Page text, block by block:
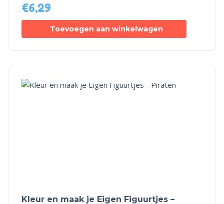
€6,29
Toevoegen aan winkelwagen
Kleur en maak je Eigen Figuurtjes –